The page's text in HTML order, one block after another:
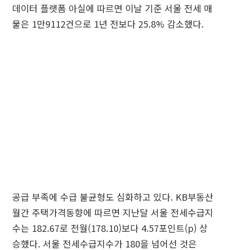
데이터 플랫폼 아실에 따르면 이날 기준 서울 전세 매
물은 1만9112건으로 1년 전보다 25.8% 감소했다.
공급 부족에 수급 불균형도 심화하고 있다. KB부동산
월간 주택가격동향에 따르면 지난달 서울 전세수급지
수는 182.67로 전월(178.10)보다 4.57포인트(p) 상
승했다. 서울 전세수급지수가 180을 넘어선 것은